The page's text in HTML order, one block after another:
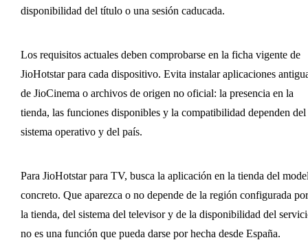
disponibilidad del título o una sesión caducada.
Los requisitos actuales deben comprobarse en la ficha vigente de
JioHotstar para cada dispositivo. Evita instalar aplicaciones
de JioCinema o archivos de origen no oficial: la presencia en la
tienda, las funciones disponibles y la compatibilidad dependen del
sistema operativo y del país.
Para JioHotstar para TV, busca la aplicación en la tienda del
concreto. Que aparezca o no depende de la región configurada por
la tienda, del sistema del televisor y de la disponibilidad del
no es una función que pueda darse por hecha desde España.